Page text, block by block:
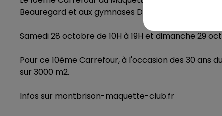
Beauregard et aux gymnases Daval et Soleillant à
Samedi 28 octobre de 10H à 19H et dimanche 29
Pour ce 10ème Carrefour, à l'occasion des 30 ans
sur 3000 m2.
Infos sur montbrison-maquette-club.fr